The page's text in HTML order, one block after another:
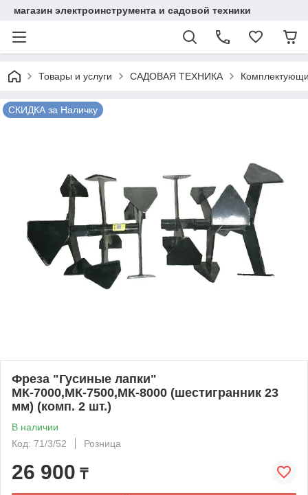
магазин электроинструмента и садовой техники
Товары и услуги САДОВАЯ ТЕХНИКА
СКИДКА за Наличку
Фреза "Гусиные лапки"
МК-7000,МК-7500,МК-8000 (шестигранник 23
мм) (комп. 2 шт.)
В наличии
Код: 71/3/52
Розница
26 900 ₸